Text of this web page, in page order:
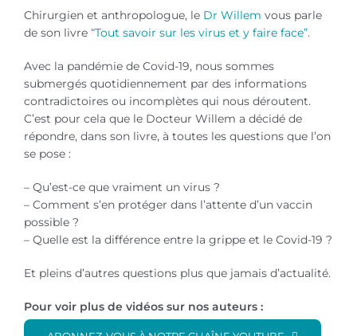
Chirurgien et anthropologue, le Dr Willem vous parle
de son livre“Tout savoir sur les virus et y faire face”.
Avec la pandémie de Covid-19, nous sommes
submergés quotidiennement par des informations
contradictoires ou incomplètes qui nous déroutent.
C’est pour cela que le Docteur Willem a décidé de
répondre, dans son livre, à toutes les questions que l’on
se pose :
– Qu’est-ce que vraiment un virus ?
– Comment s’en protéger dans l’attente d’un vaccin
possible ?
– Quelle est la différence entre la grippe et le Covid-19 ?
Et pleins d’autres questions plus que jamais d’actualité.
Pour voir plus de vidéos sur nos auteurs :